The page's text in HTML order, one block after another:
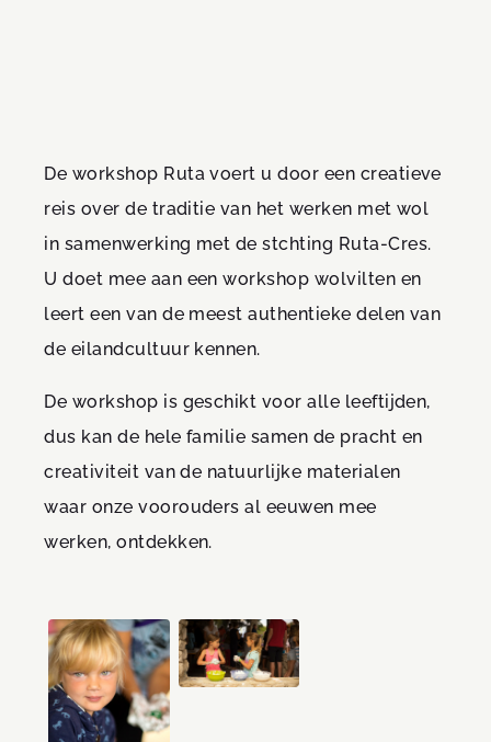
De workshop Ruta voert u door een creatieve
reis over de traditie van het werken met wol
in samenwerking met de stchting Ruta-Cres.
U doet mee aan een workshop wolvilten en
leert een van de meest authentieke delen van
de eilandcultuur kennen.
De workshop is geschikt voor alle leeftijden,
dus kan de hele familie samen de pracht en
creativiteit van de natuurlijke materialen
waar onze voorouders al eeuwen mee
werken, ontdekken.